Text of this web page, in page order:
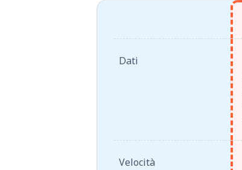
Dati
Velocità